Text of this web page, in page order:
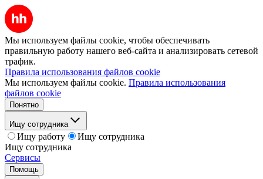
Мы используем файлы cookie, чтобы обеспечивать
правильную работу нашего веб-сайта и анализировать сетевой
трафик.
Правила использования файлов cookie
Мы используем файлы cookie. Правила использования
файлов cookie
Понятно
Ищу сотрудника
Ищу работу
Ищу сотрудника
Ищу сотрудника
Сервисы
Помощь